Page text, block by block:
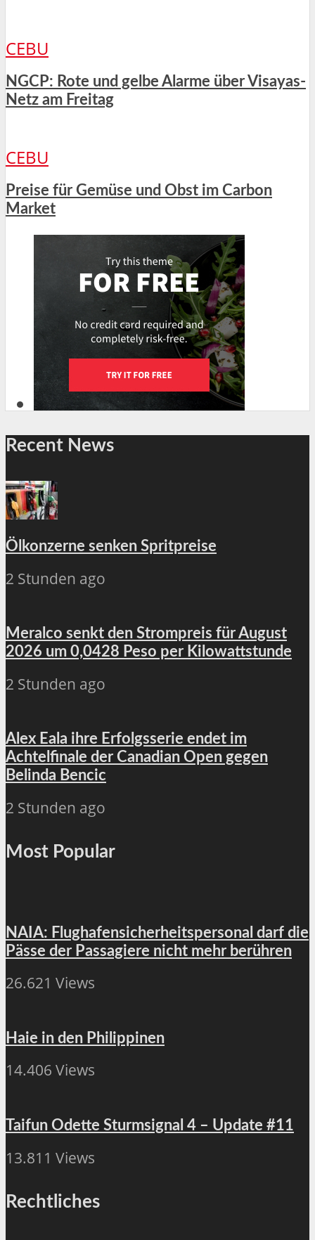
CEBU
NGCP: Rote und gelbe Alarme über Visayas-
Netz am Freitag
CEBU
Preise für Gemüse und Obst im Carbon
Market
Recent News
Ölkonzerne senken Spritpreise
2 Stunden ago
Meralco senkt den Strompreis für August
2026 um 0,0428 Peso per Kilowattstunde
2 Stunden ago
Alex Eala ihre Erfolgsserie endet im
Achtelfinale der Canadian Open gegen
Belinda Bencic
2 Stunden ago
Most Popular
NAIA: Flughafensicherheitspersonal darf die
Pässe der Passagiere nicht mehr berühren
26.621 Views
Haie in den Philippinen
14.406 Views
Taifun Odette Sturmsignal 4 – Update #11
13.811 Views
Rechtliches